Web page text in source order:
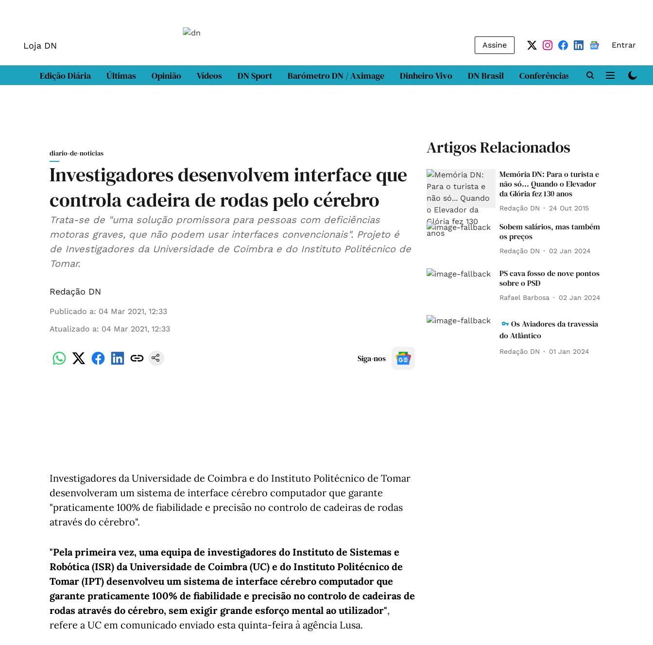
Loja DN Assine Entrar
Edição Diária Últimas Opinião Vídeos DN Sport Barómetro DN / Aximage Dinheiro Vivo DN Brasil Conferências DN LAB
diario-de-noticias
Investigadores desenvolvem interface que
controla cadeira de rodas pelo cérebro
Trata-se de "uma solução promissora para pessoas com deficiências
motoras graves, que não podem usar interfaces convencionais". Projeto é
de Investigadores da Universidade de Coimbra e do Instituto Politécnico de
Tomar.
Redação DN
Publicado a: 04 Mar 2021, 12:33
Atualizado a: 04 Mar 2021, 12:33
Siga-nos
Investigadores da Universidade de Coimbra e do Instituto Politécnico de Tomar
desenvolveram um sistema de interface cérebro computador que garante
"praticamente 100% de fiabilidade e precisão no controlo de cadeiras de rodas
através do cérebro".
"Pela primeira vez, uma equipa de investigadores do Instituto de Sistemas e
Robótica (ISR) da Universidade de Coimbra (UC) e do Instituto Politécnico de
Tomar (IPT) desenvolveu um sistema de interface cérebro computador que
garante praticamente 100% de fiabilidade e precisão no controlo de cadeiras de
rodas através do cérebro, sem exigir grande esforço mental ao utilizador",
refere a UC em comunicado enviado esta quinta-feira à agência Lusa.
Artigos Relacionados
Memória DN: Para o turista e
não só... Quando o Elevador
da Glória fez 130 anos
Redação DN 24 Out 2015
Sobem salários, mas também
os preços
Redação DN 02 Jan 2024
PS cava fosso de nove pontos
sobre o PSD
Rafael Barbosa 02 Jan 2024
Os Aviadores da travessia
do Atlântico
Redação DN 01 Jan 2024